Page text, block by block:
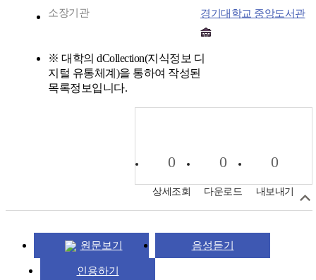
소장기관 경기대학교 중앙도서관
※ 대학의 dCollection(지식정보 디
지털 유통체계)을 통하여 작성된
목록정보입니다.
0
상세조회
0
다운로드
0
내보내기
원문보기 음성듣기
인용하기